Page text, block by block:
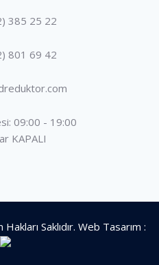
385 25 22
801 69 42
09:00 - 19:00
KAPALI
Saklıdır. Web Tasarım :